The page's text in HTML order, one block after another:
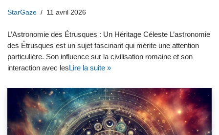
StarGaze 11 avril 2026
L’Astronomie des Étrusques : Un Héritage Céleste L’astronomie
des Étrusques est un sujet fascinant qui mérite une attention
particulière. Son influence sur la civilisation romaine et son
interaction avec lesLire la suite »